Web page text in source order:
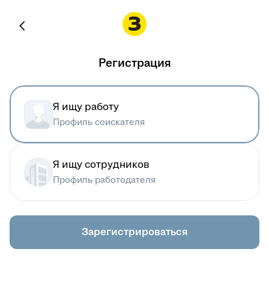
Регистрация
Я ищу работу
Профиль соискателя
Я ищу сотрудников
Профиль работодателя
Зарегистрироваться